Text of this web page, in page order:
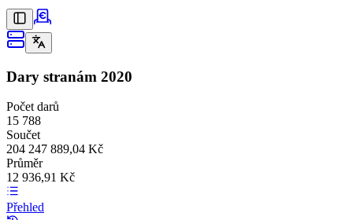
Dary stranám 2020
Počet darů
15 788
Součet
204 247 889,04 Kč
Průměr
12 936,91 Kč
Přehled